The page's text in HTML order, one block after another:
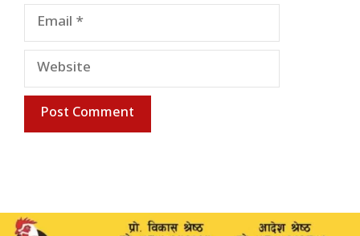
Email
Website